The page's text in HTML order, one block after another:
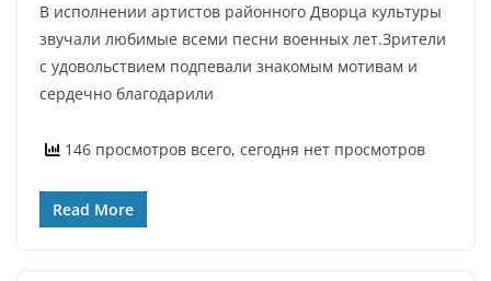
В исполнении артистов районного Дворца культуры
звучали любимые всеми песни военных лет.Зрители
с удовольствием подпевали знакомым мотивам и
сердечно благодарили
146 просмотров всего, сегодня нет просмотров
Read More